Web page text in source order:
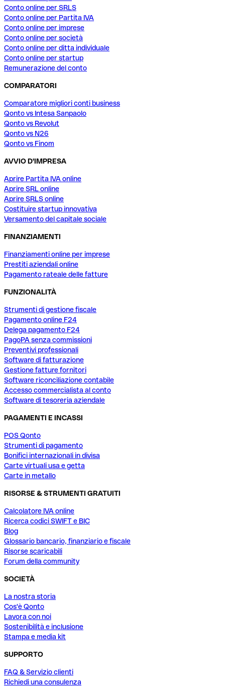
Conto online per SRLS
Conto online per Partita IVA
Conto online per imprese
Conto online per società
Conto online per ditta individuale
Conto online per startup
Remunerazione del conto
COMPARATORI
Comparatore migliori conti business
Qonto vs Intesa Sanpaolo
Qonto vs Revolut
Qonto vs N26
Qonto vs Finom
AVVIO D'IMPRESA
Aprire Partita IVA online
Aprire SRL online
Aprire SRLS online
Costituire startup innovativa
Versamento del capitale sociale
FINANZIAMENTI
Finanziamenti online per imprese
Prestiti aziendali online
Pagamento rateale delle fatture
FUNZIONALITÀ
Strumenti di gestione fiscale
Pagamento online F24
Delega pagamento F24
PagoPA senza commissioni
Preventivi professionali
Software di fatturazione
Gestione fatture fornitori
Software riconciliazione contabile
Accesso commercialista al conto
Software di tesoreria aziendale
PAGAMENTI E INCASSI
POS Qonto
Strumenti di pagamento
Bonifici internazionali in divisa
Carte virtuali usa e getta
Carte in metallo
RISORSE & STRUMENTI GRATUITI
Calcolatore IVA online
Ricerca codici SWIFT e BIC
Blog
Glossario bancario, finanziario e fiscale
Risorse scaricabili
Forum della community
SOCIETÀ
La nostra storia
Cos'è Qonto
Lavora con noi
Sostenibilità e inclusione
Stampa e media kit
SUPPORTO
FAQ & Servizio clienti
Richiedi una consulenza